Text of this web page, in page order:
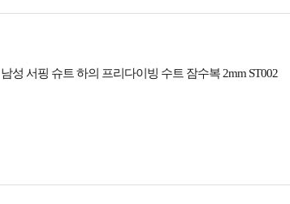
남성 서핑 슈트 하의 프리다이빙 수트 잠수복 2mm ST002